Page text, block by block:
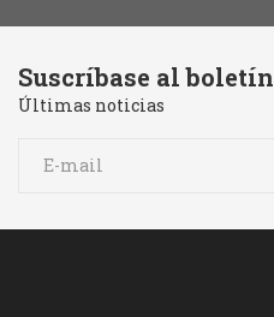
Suscríbase al boletín
Últimas noticias